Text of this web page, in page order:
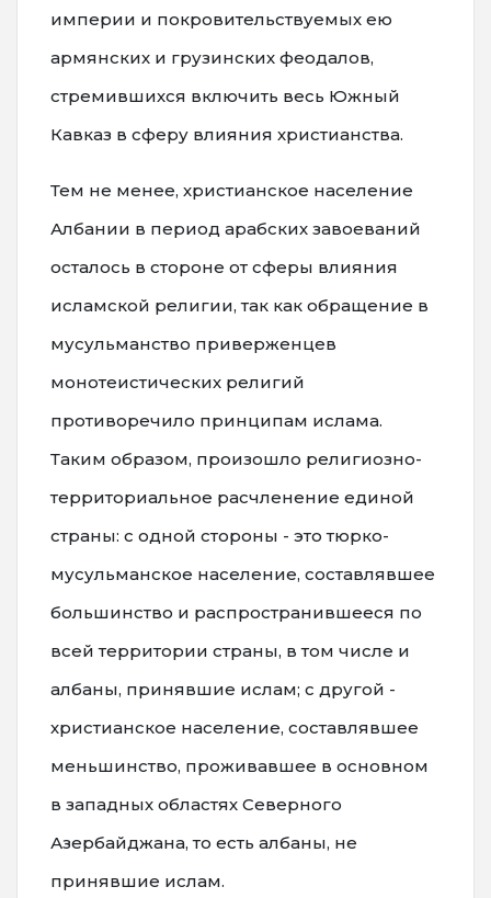
империи и покровительствуемых ею
армянских и грузинских феодалов,
стремившихся включить весь Южный
Кавказ в сферу влияния христианства.
Тем не менее, христианское население
Албании в период арабских завоеваний
осталось в стороне от сферы влияния
исламской религии, так как обращение в
мусульманство приверженцев
монотеистических религий
противоречило принципам ислама.
Таким образом, произошло религиозно-
территориальное расчленение единой
страны: с одной стороны - это тюрко-
мусульманское население, составлявшее
большинство и распространившееся по
всей территории страны, в том числе и
албаны, принявшие ислам; с другой -
христианское население, составлявшее
меньшинство, проживавшее в основном
в западных областях Северного
Азербайджана, то есть албаны, не
принявшие ислам.